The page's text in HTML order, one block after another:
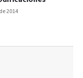
2014